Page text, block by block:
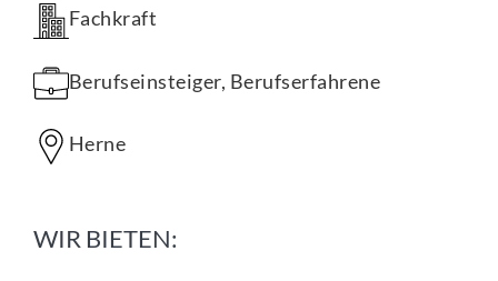
KONTAKT
Fachkraft
Berufseinsteiger, Berufserfahrene
Herne
WIR BIETEN: